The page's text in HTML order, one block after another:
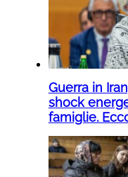
Guerra in
shock
famiglie.